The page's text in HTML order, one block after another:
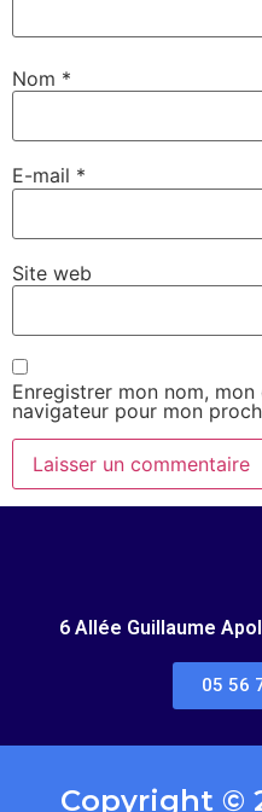
Nom *
E-mail *
Site web
Enregistrer mon nom,
navigateur pour mon
6 Allée Guillaume
05 56
Copyright ©